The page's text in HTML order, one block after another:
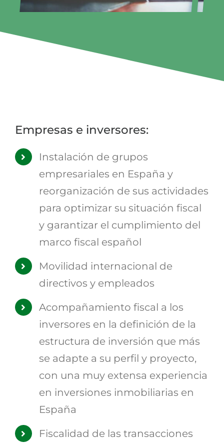
Empresas e inversores:
Instalación de grupos
empresariales en España y
reorganización de sus actividades
para optimizar su situación fiscal
y garantizar el cumplimiento del
marco fiscal español
Movilidad internacional de
directivos y empleados
Acompañamiento fiscal a los
inversores en la definición de la
estructura de inversión que más
se adapte a su perfil y proyecto,
con una muy extensa experiencia
en inversiones inmobiliarias en
España
Fiscalidad de las transacciones